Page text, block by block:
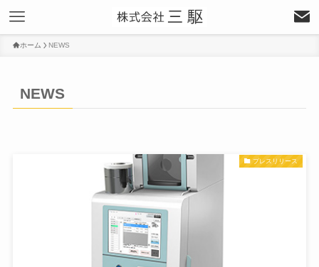
ホーム NEWS
NEWS
プレスリリース